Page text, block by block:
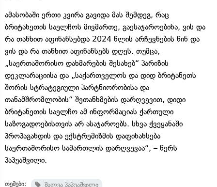
ამასობაში ერთი კვირა გავიდა მას შემდეგ, რაც
ბრიტანეთის საელჩოს მივმართე, გაესაჯაროებინა, ვის და
რა თანხით აფინანსებდა 2024 წლის არჩევნების წინ და
ვის და რა თანხით აფინანსებს დღეს. თუმცა,
„საერთაშორისო დახმარების შესახებ“ პარიზის
დეკლარაციისა და „საქართველოს და დიდ ბრიტანეთს
შორის სტრატეგიული პარტნიორობისა და
თანამშრომლობის“ შეთანხმების დარღვევით, დიდი
ბრიტანეთის საელჩო ამ ინფორმაციას ქართული
საზოგადოებისთვის არ ასაჯაროებს. სხვა ქვეყანაში
პროპაგანდის და ექსტრემიზმის დაფინანსება
საერთაშორისო სამართლის დარღვევაა“, – წერს
პაპუაშვილი.
თემები: შალვა პაპუაშვილი